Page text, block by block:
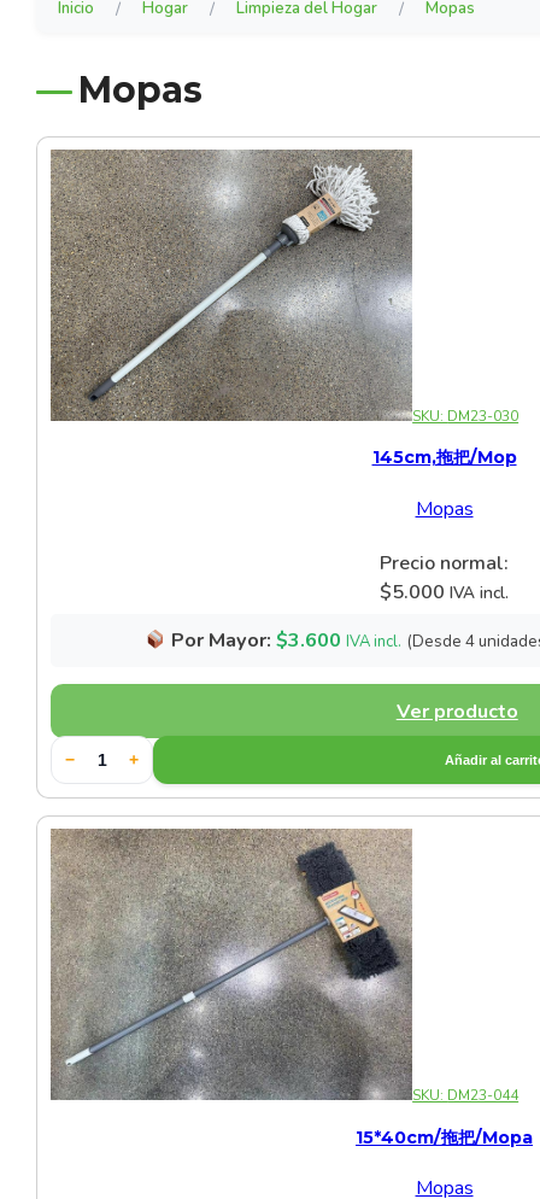
Sets de Cristalería Vasos y Tazas
Otros Sets
Set Cristaleria 4 Colores
Set Cristaleria Azul
Set Cristaleria Colorida
Set Cristaleria Degradado Amarillo
Set Cristaleria Degradado Azul
Set Cristaleria Floreada
Tazas
Vasos
Sartenes
Botellas Personales
Dispensadores
Jarras y Botellas de Vidrio
Utensilios de Cocina
Utensilios de Cocina Set 2
Utensilios de Cocina Set 3
Utensilios de Cocina Set 4
Utensilios de Cocina Set 5
Utensilios de Cocina Set 6
Utensilios de Cocina Set 7
Utensilios de Cocina Set 11
Utensilios de Cocina Set 13
Utensilios de Cocina Set 14
Bandejas para Horno
Cerámica Beige
Cerámica Blanca
Cerámica Blanca con Flores
Cerámica Blanca y Negra
Cerámica Crema
Cerámica Especial Blanca
Cerámica Especial Dorada
Cerámica Especial Oscura
Cerámica Especial Tornasol
Cerámica Especial Verde
Cerámica Estilo Japones
Cerámica Gris
Cerámica Negra
Cerámica Verde
Escobas y Palas
Limpia Vidrios
Mopas
Plumeros
Trapos y Paños
Estatuillas
Aromatizantes
Flores Artificiales
Jarrones y Floreros
Iluminación
Licoreras
Textiles de Hogar
Alfombras y Felpudos
Cojines y Fundas
Cortinas
Manteles por Pliego
Manteles por Rollo
Movilidad Eléctrica
Caminos de Mesa
Cascanueces
Decoraciones con Luces y Música
Esferas de Navidad
Fundas de Cojín
Luces de Navidad
Juguetes y Peluches
Juguetes
Peluches
Inicio / Hogar / Limpieza del Hogar / Mopas
Mopas
SKU: DM23-030
145cm,拖把/mop
Mopas
Precio normal:
$5.000 IVA incl.
Por Mayor: $3.600 IVA incl. (Desde 4
Ver producto
− + Añadir al
SKU: DM23-044
15*40cm/拖把/Mopa
Mopas